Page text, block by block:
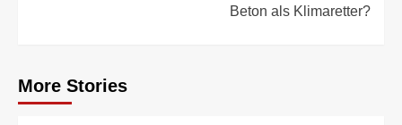
Beton als Klimaretter?
More Stories